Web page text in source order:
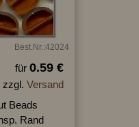
Best.Nr.:42024
für 0.59 €
zzgl. Versand
Beads
Rand